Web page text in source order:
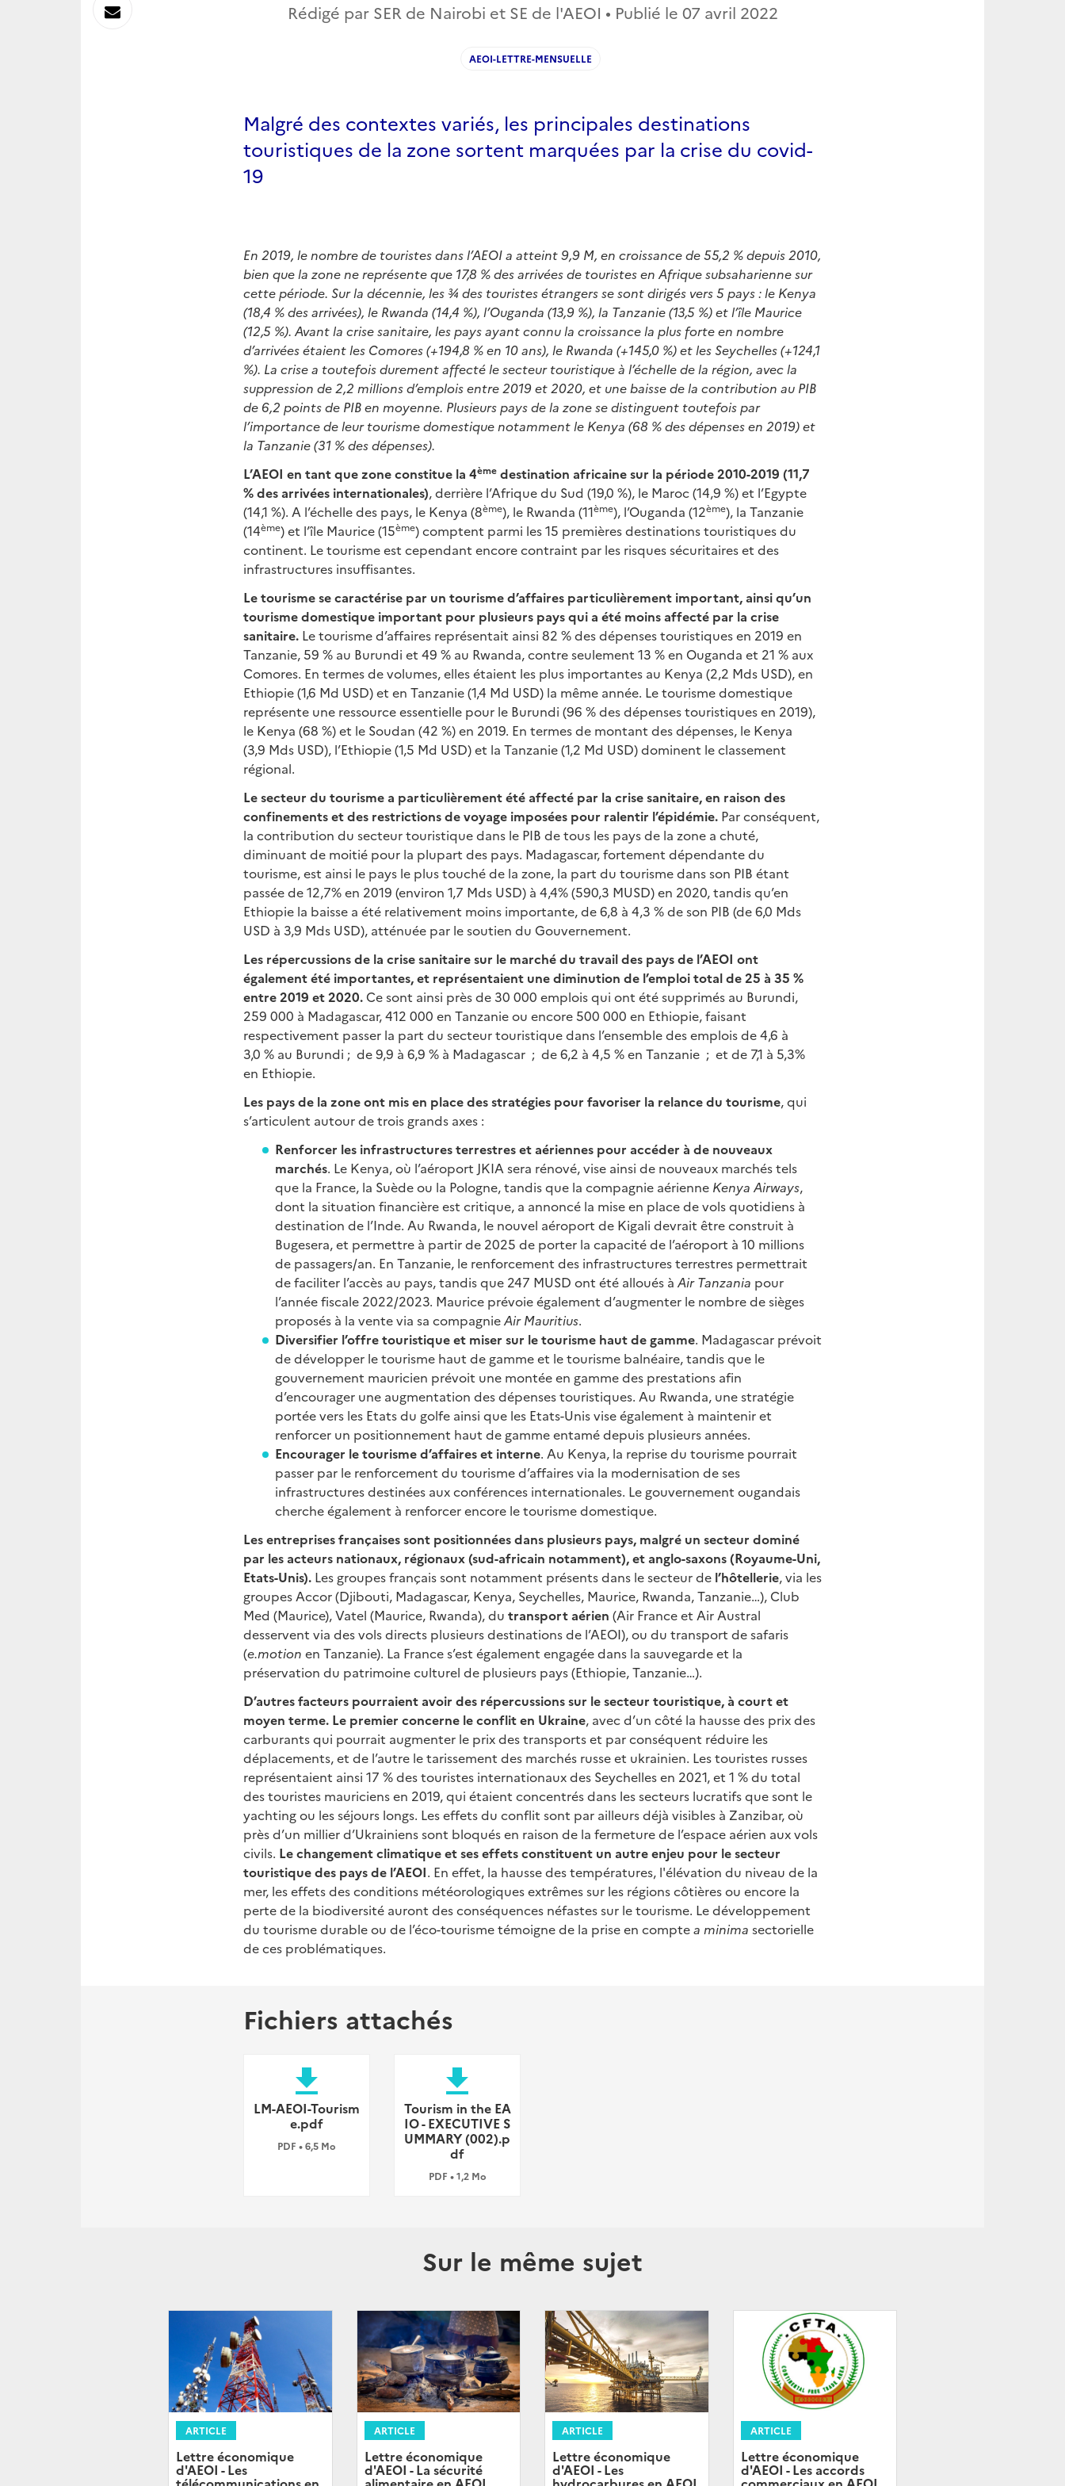
Rédigé par SER de Nairobi et SE de l'AEOI • Publié le 07 avril 2022
AEOI-LETTRE-MENSUELLE
Malgré des contextes variés, les principales destinations
touristiques de la zone sortent marquées par la crise du covid-
19
En 2019, le nombre de touristes dans l’AEOI a atteint 9,9 M, en croissance de 55,2 % depuis 2010,
bien que la zone ne représente que 17,8 % des arrivées de touristes en Afrique subsaharienne sur
cette période. Sur la décennie, les ¾ des touristes étrangers se sont dirigés vers 5 pays : le Kenya
(18,4 % des arrivées), le Rwanda (14,4 %), l’Ouganda (13,9 %), la Tanzanie (13,5 %) et l’île Maurice
(12,5 %). Avant la crise sanitaire, les pays ayant connu la croissance la plus forte en nombre
d’arrivées étaient les Comores (+194,8 % en 10 ans), le Rwanda (+145,0 %) et les Seychelles (+124,1
%). La crise a toutefois durement affecté le secteur touristique à l’échelle de la région, avec la
suppression de 2,2 millions d’emplois entre 2019 et 2020, et une baisse de la contribution au PIB
de 6,2 points de PIB en moyenne. Plusieurs pays de la zone se distinguent toutefois par
l’importance de leur tourisme domestique notamment le Kenya (68 % des dépenses en 2019) et
la Tanzanie (31 % des dépenses).
L’AEOI en tant que zone constitue la 4ème destination africaine sur la période 2010-2019 (11,7
% des arrivées internationales), derrière l’Afrique du Sud (19,0 %), le Maroc (14,9 %) et l’Egypte
(14,1 %). A l’échelle des pays, le Kenya (8ème), le Rwanda (11ème), l’Ouganda (12ème), la Tanzanie
(14ème) et l’île Maurice (15ème) comptent parmi les 15 premières destinations touristiques du
continent. Le tourisme est cependant encore contraint par les risques sécuritaires et des
infrastructures insuffisantes.
Le tourisme se caractérise par un tourisme d’affaires particulièrement important, ainsi qu’un
tourisme domestique important pour plusieurs pays qui a été moins affecté par la crise
sanitaire. Le tourisme d’affaires représentait ainsi 82 % des dépenses touristiques en 2019 en
Tanzanie, 59 % au Burundi et 49 % au Rwanda, contre seulement 13 % en Ouganda et 21 % aux
Comores. En termes de volumes, elles étaient les plus importantes au Kenya (2,2 Mds USD), en
Ethiopie (1,6 Md USD) et en Tanzanie (1,4 Md USD) la même année. Le tourisme domestique
représente une ressource essentielle pour le Burundi (96 % des dépenses touristiques en 2019),
le Kenya (68 %) et le Soudan (42 %) en 2019. En termes de montant des dépenses, le Kenya
(3,9 Mds USD), l’Ethiopie (1,5 Md USD) et la Tanzanie (1,2 Md USD) dominent le classement
régional.
Le secteur du tourisme a particulièrement été affecté par la crise sanitaire, en raison des
confinements et des restrictions de voyage imposées pour ralentir l’épidémie. Par conséquent,
la contribution du secteur touristique dans le PIB de tous les pays de la zone a chuté,
diminuant de moitié pour la plupart des pays. Madagascar, fortement dépendante du
tourisme, est ainsi le pays le plus touché de la zone, la part du tourisme dans son PIB étant
passée de 12,7% en 2019 (environ 1,7 Mds USD) à 4,4% (590,3 MUSD) en 2020, tandis qu’en
Ethiopie la baisse a été relativement moins importante, de 6,8 à 4,3 % de son PIB (de 6,0 Mds
USD à 3,9 Mds USD), atténuée par le soutien du Gouvernement.
Les répercussions de la crise sanitaire sur le marché du travail des pays de l’AEOI ont
également été importantes, et représentaient une diminution de l’emploi total de 25 à 35 %
entre 2019 et 2020. Ce sont ainsi près de 30 000 emplois qui ont été supprimés au Burundi,
259 000 à Madagascar, 412 000 en Tanzanie ou encore 500 000 en Ethiopie, faisant
respectivement passer la part du secteur touristique dans l’ensemble des emplois de 4,6 à
3,0 % au Burundi ; de 9,9 à 6,9 % à Madagascar ; de 6,2 à 4,5 % en Tanzanie ; et de 7,1 à 5,3%
en Ethiopie.
Les pays de la zone ont mis en place des stratégies pour favoriser la relance du tourisme, qui
s’articulent autour de trois grands axes :
Renforcer les infrastructures terrestres et aériennes pour accéder à de nouveaux
marchés. Le Kenya, où l’aéroport JKIA sera rénové, vise ainsi de nouveaux marchés tels
que la France, la Suède ou la Pologne, tandis que la compagnie aérienne Kenya Airways,
dont la situation financière est critique, a annoncé la mise en place de vols quotidiens à
destination de l’Inde. Au Rwanda, le nouvel aéroport de Kigali devrait être construit à
Bugesera, et permettre à partir de 2025 de porter la capacité de l’aéroport à 10 millions
de passagers/an. En Tanzanie, le renforcement des infrastructures terrestres permettrait
de faciliter l’accès au pays, tandis que 247 MUSD ont été alloués à Air Tanzania pour
l’année fiscale 2022/2023. Maurice prévoie également d’augmenter le nombre de sièges
proposés à la vente via sa compagnieAir Mauritius.
Diversifier l’offre touristique et miser sur le tourisme haut de gamme. Madagascar prévoit
de développer le tourisme haut de gamme et le tourisme balnéaire, tandis que le
gouvernement mauricien prévoit une montée en gamme des prestations afin
d’encourager une augmentation des dépenses touristiques. Au Rwanda, une stratégie
portée vers les Etats du golfe ainsi que les Etats-Unis vise également à maintenir et
renforcer un positionnement haut de gamme entamé depuis plusieurs années.
Encourager le tourisme d’affaires et interne. Au Kenya, la reprise du tourisme pourrait
passer par le renforcement du tourisme d’affaires via la modernisation de ses
infrastructures destinées aux conférences internationales. Le gouvernement ougandais
cherche également à renforcer encore le tourisme domestique.
Les entreprises françaises sont positionnées dans plusieurs pays, malgré un secteur dominé
par les acteurs nationaux, régionaux (sud-africain notamment), et anglo-saxons (Royaume-Uni,
Etats-Unis). Les groupes français sont notamment présents dans le secteur de l’hôtellerie, via les
groupes Accor (Djibouti, Madagascar, Kenya, Seychelles, Maurice, Rwanda, Tanzanie…), Club
Med (Maurice), Vatel (Maurice, Rwanda), du transport aérien (Air France et Air Austral
desservent via des vols directs plusieurs destinations de l’AEOI), ou du transport de safaris
(e.motion en Tanzanie). La France s’est également engagée dans la sauvegarde et la
préservation du patrimoine culturel de plusieurs pays (Ethiopie, Tanzanie…).
D’autres facteurs pourraient avoir des répercussions sur le secteur touristique, à court et
moyen terme. Le premier concerne le conflit en Ukraine, avec d’un côté la hausse des prix des
carburants qui pourrait augmenter le prix des transports et par conséquent réduire les
déplacements, et de l’autre le tarissement des marchés russe et ukrainien. Les touristes russes
représentaient ainsi 17 % des touristes internationaux des Seychelles en 2021, et 1 % du total
des touristes mauriciens en 2019, qui étaient concentrés dans les secteurs lucratifs que sont le
yachting ou les séjours longs. Les effets du conflit sont par ailleurs déjà visibles à Zanzibar, où
près d’un millier d’Ukrainiens sont bloqués en raison de la fermeture de l’espace aérien aux vols
civils. Le changement climatique et ses effets constituent un autre enjeu pour le secteur
touristique des pays de l’AEOI. En effet, la hausse des températures, l'élévation du niveau de la
mer, les effets des conditions météorologiques extrêmes sur les régions côtières ou encore la
perte de la biodiversité auront des conséquences néfastes sur le tourisme. Le développement
du tourisme durable ou de l’éco-tourisme témoigne de la prise en comptea minima sectorielle
de ces problématiques.
Fichiers attachés
file_download
LM-AEOI-Tourism
e.pdf
PDF • 6,5 Mo
file_download
Tourism in the EA
IO - EXECUTIVE S
UMMARY (002).p
df
PDF • 1,2 Mo
Sur le même sujet
ARTICLE
Lettre économique
d'AEOI - Les
ARTICLE
Lettre économique
d'AEOI - La sécurité
ARTICLE
Lettre économique
d'AEOI - Les
ARTICLE
Lettre économique
d'AEOI - Les accords
Envoyer